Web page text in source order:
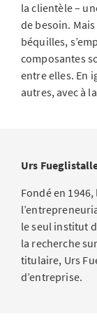
la clientèle –
de besoin.
béquilles,
composantes
entre elles. En
autres, avec à
Urs
Fondé en
le seul institut
la recherche
titulaire, Urs
d’entreprise.